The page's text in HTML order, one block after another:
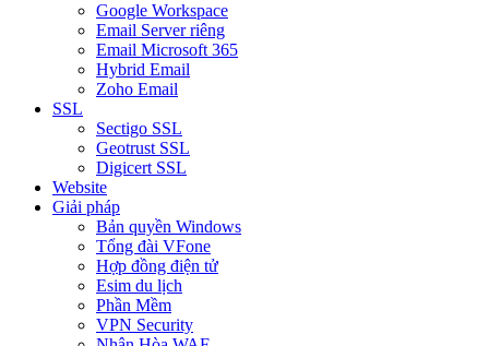
Google Workspace
Email Server riêng
Email Microsoft 365
Hybrid Email
Zoho Email
SSL
Sectigo SSL
Geotrust SSL
Digicert SSL
Website
Giải pháp
Bản quyền Windows
Tổng đài VFone
Hợp đồng điện tử
Esim du lịch
Phần Mềm
VPN Security